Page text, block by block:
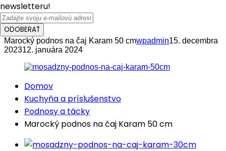
newsletteru!
ODOBERAŤ
Marocký podnos na čaj Karam 50 cmwpadmin15. decembra
202312. januára 2024
Domov
Kuchyňa a príslušenstvo
Podnosy a tácky
Marocký podnos na čaj Karam 50 cm